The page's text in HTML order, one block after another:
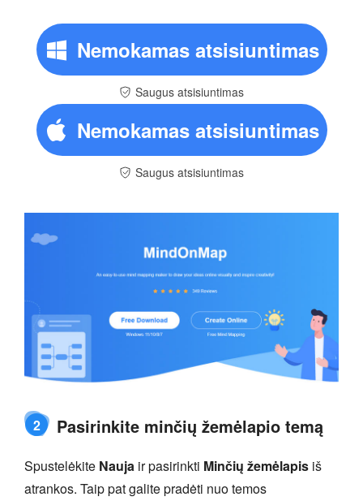
Nemokamas atsisiuntimas
Saugus atsisiuntimas
Nemokamas atsisiuntimas
Saugus atsisiuntimas
2 Pasirinkite minčių žemėlapio temą
Spustelėkite Nauja ir pasirinkti Minčių žemėlapis iš
atrankos. Taip pat galite pradėti nuo temos